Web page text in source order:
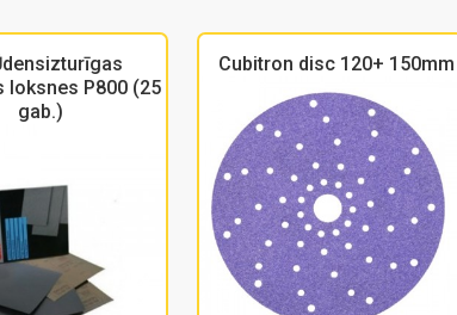
loksnes P800 (25
gab.)
Cubitron disc 120+ 150mm